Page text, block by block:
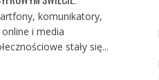
komunikatory,
online i media
stały się...